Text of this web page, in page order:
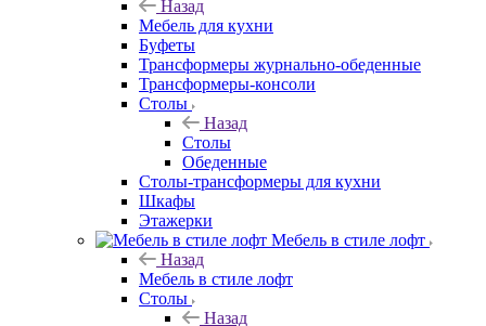
Назад
Мебель для кухни
Буфеты
Трансформеры журнально-обеденные
Трансформеры-консоли
Столы
Назад
Столы
Обеденные
Столы-трансформеры для кухни
Шкафы
Этажерки
Мебель в стиле лофт
Назад
Мебель в стиле лофт
Столы
Назад